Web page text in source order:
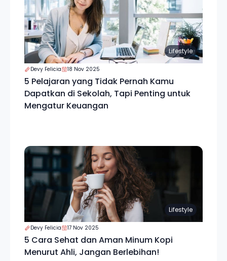
Lifestyle
Devy Felicia 18 Nov 2025
5 Pelajaran yang Tidak Pernah Kamu
Dapatkan di Sekolah, Tapi Penting untuk
Mengatur Keuangan
Lifestyle
Devy Felicia 17 Nov 2025
5 Cara Sehat dan Aman Minum Kopi
Menurut Ahli, Jangan Berlebihan!